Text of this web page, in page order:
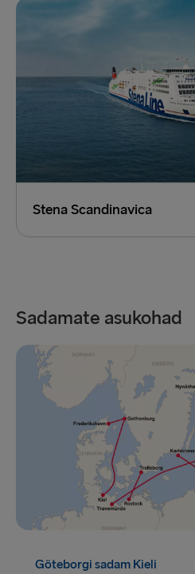
Stena Scandinavica
Sadamate asukohad
Göteborgi sadam Kieli